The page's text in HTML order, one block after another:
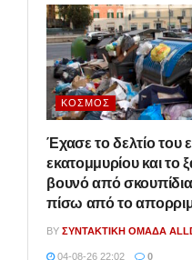
ΚΌΣΜΟΣ
Έχασε το δελτίο του
εκατομμυρίου και το
βουνό από
πίσω από το
BY ΣΥΝΤΑΚΤΙΚΉ ΟΜΆΔΑ
04-08-26 22:02 0